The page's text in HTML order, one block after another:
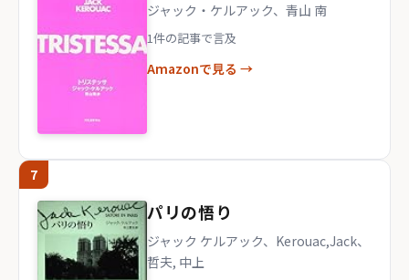
ジャック・ケルアック、青山 南
1件の記事で言及
Amazonで見る →
7
パリの悟り
ジャック ケルアック、Kerouac,Jack、
哲夫, 中上